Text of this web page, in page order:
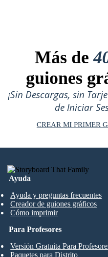
Más de
guiones
¡Sin Descargas, sin
de Iniciar
CREAR MI PRIMER
Ayuda
Ayuda y preguntas frecuentes
Creador de guiones gráficos
Cómo imprimir
Para Profesores
Versión Gratuita Para
Paquetes para Distrito